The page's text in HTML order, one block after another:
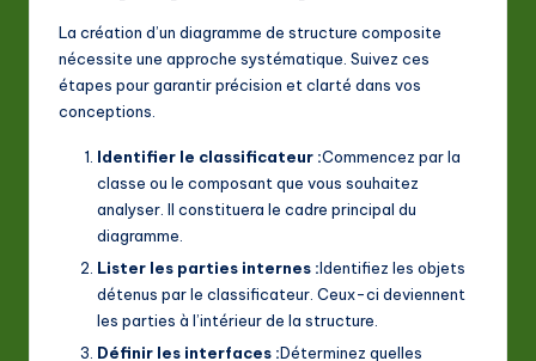
La création d’un diagramme de structure composite
nécessite une approche systématique. Suivez ces
étapes pour garantir précision et clarté dans vos
conceptions.
Identifier le classificateur :Commencez par la
classe ou le composant que vous souhaitez
analyser. Il constituera le cadre principal du
diagramme.
Lister les parties internes :Identifiez les objets
détenus par le classificateur. Ceux-ci deviennent
les parties à l’intérieur de la structure.
Définir les interfaces :Déterminez quelles